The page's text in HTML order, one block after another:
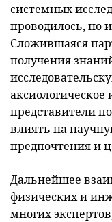
системных
проводилось, но
Сложившаяся
получения
представители
влиять на
предпочтения и
Дальнейшее
физических и
многих